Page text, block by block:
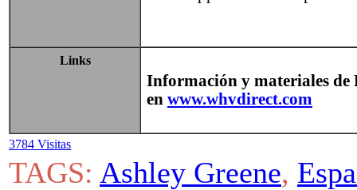
Links
Información y materiales de
en www.whvdirect.com
3784 Visitas
TAGS: Ashley Greene,